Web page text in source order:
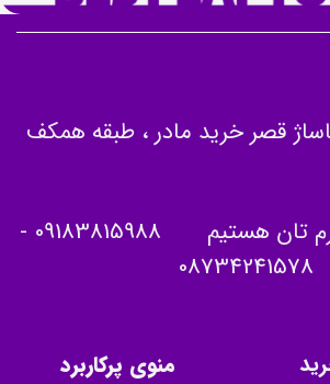
قصر خرید مادر ، طبقه همکف
تان هستیم 09183815988
-
08734241578
منوی پرکاربرد